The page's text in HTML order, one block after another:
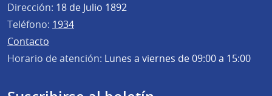
Dirección: 18 de Julio 1892
Teléfono: 1934
Contacto
Horario de atención: Lunes a viernes de 09:00 a 15:00